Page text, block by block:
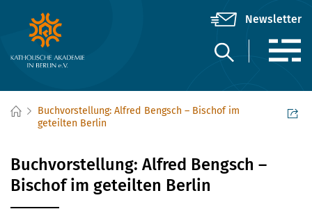
Buchvorstellung: Alfred Bengsch – Bischof im
geteilten Berlin
Buchvorstellung: Alfred Bengsch –
Bischof im geteilten Berlin